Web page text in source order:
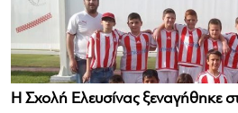
Η Σχολή Ελευσίνας ξεναγήθηκε